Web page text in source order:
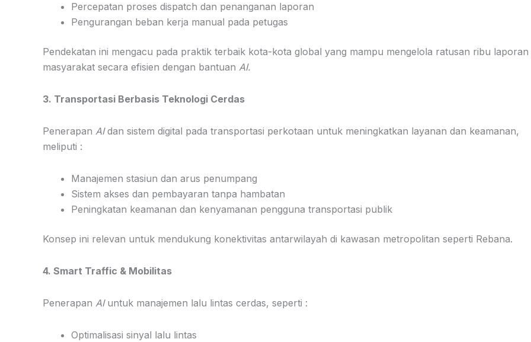
Percepatan proses dispatch dan penanganan laporan
Pengurangan beban kerja manual pada petugas
Pendekatan ini mengacu pada praktik terbaik kota-kota global yang mampu mengelola ratusan ribu laporan
masyarakat secara efisien dengan bantuan AI.
3. Transportasi Berbasis Teknologi Cerdas
Penerapan AIdan sistem digital pada transportasi perkotaan untuk meningkatkan layanan dan keamanan,
meliputi :
Manajemen stasiun dan arus penumpang
Sistem akses dan pembayaran tanpa hambatan
Peningkatan keamanan dan kenyamanan pengguna transportasi publik
Konsep ini relevan untuk mendukung konektivitas antarwilayah di kawasan metropolitan seperti Rebana.
4. Smart Traffic & Mobilitas
Penerapan AIuntuk manajemen lalu lintas cerdas, seperti :
Optimalisasi sinyal lalu lintas